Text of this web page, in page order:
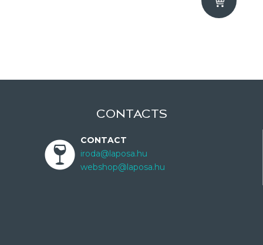
CONTACTS
CONTACT
iroda@laposa.hu
webshop@laposa.hu